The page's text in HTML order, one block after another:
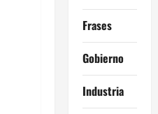
Frases
Gobierno
Industria